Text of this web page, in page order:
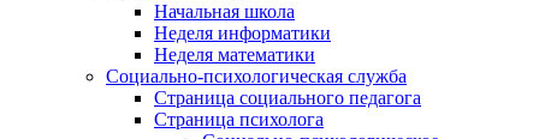
Начальная школа
Неделя информатики
Неделя математики
Социально-психологическая служба
Страница социального педагога
Страница психолога